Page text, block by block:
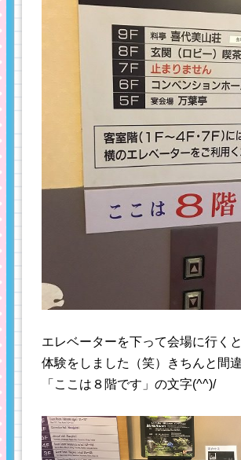
エレベーターを下って会場に行く
体験をしました（笑）きちんと間
「ここは８階です」の文字(^^)/